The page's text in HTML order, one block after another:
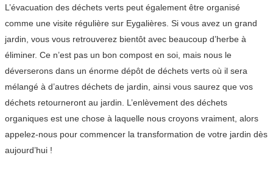
L’évacuation des déchets verts peut également être organisé
comme une visite régulière sur Eygalières. Si vous avez un grand
jardin, vous vous retrouverez bientôt avec beaucoup d’herbe à
éliminer. Ce n’est pas un bon compost en soi, mais nous le
déverserons dans un énorme dépôt de déchets verts où il sera
mélangé à d’autres déchets de jardin, ainsi vous saurez que vos
déchets retourneront au jardin. L’enlèvement des déchets
organiques est une chose à laquelle nous croyons vraiment, alors
appelez-nous pour commencer la transformation de votre jardin dès
aujourd’hui !